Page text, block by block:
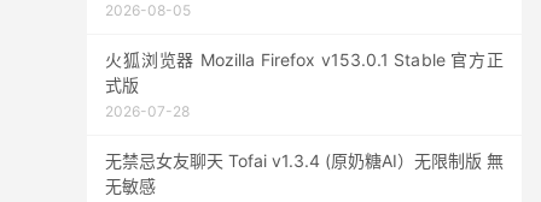
2026-08-05
火狐浏览器 Mozilla Firefox v153.0.1 Stable 官方正
式版
2026-07-28
无禁忌女友聊天 Tofai v1.3.4 (原奶糖AI）无限制版 無
无敏感